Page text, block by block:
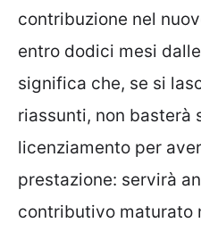
contribuzione nel
entro dodici mesi
significa che, se si
riassunti, non basterà
licenziamento per
prestazione: servirà
contributivo maturato